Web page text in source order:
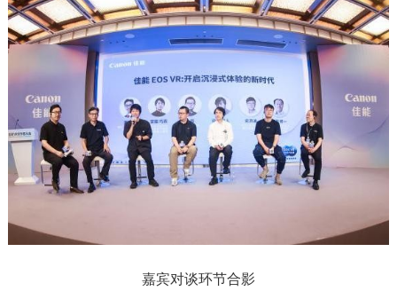
嘉宾对谈环节合影